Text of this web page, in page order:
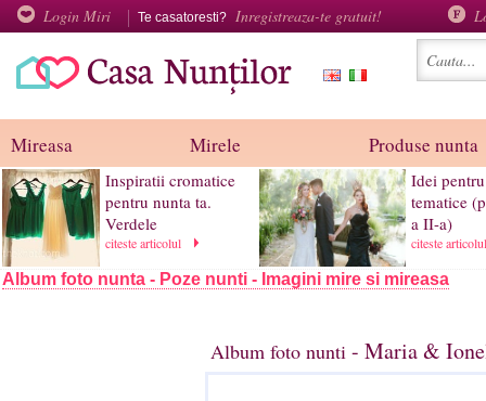
Login Miri Te casatoresti? Inregistreaza-te gratuit!
Mireasa Mirele Produse nunta
Inspiratii cromatice
pentru nunta ta.
Verdele
citeste articolul
Idei
tematice
a II-a)
citeste
Album foto nunta - Poze nunti - Imagini mire si mireasa
Album foto nunti - Maria &